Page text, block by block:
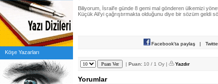
Köşe Yazarları
Biliyorum, İsrail'e günde 8 gemi mal gönderen ülkemizi
Küçük Ali'yi çağrıştırmakta olduğunu diye bir sözüm geldi
Facebook'ta paylaş |
| Puan: 10 / 1 Oy | Yazdır
Yorumlar